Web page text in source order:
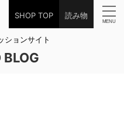
SHOP TOP 読み物
ションサイト
BLOG